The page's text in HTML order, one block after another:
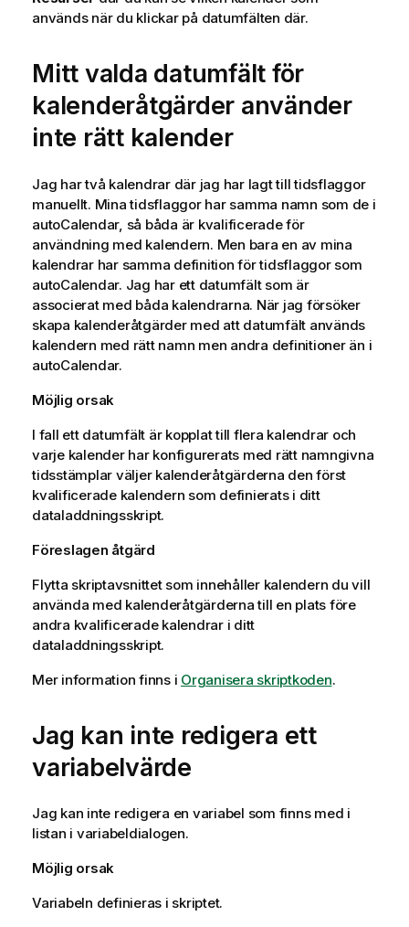
används när du klickar på datumfälten där.
Mitt valda datumfält för
kalenderåtgärder använder
inte rätt kalender
Jag har två kalendrar där jag har lagt till tidsflaggor
manuellt. Mina tidsflaggor har samma namn som de i
autoCalendar, så båda är kvalificerade för
användning med kalendern. Men bara en av mina
kalendrar har samma definition för tidsflaggor som
autoCalendar. Jag har ett datumfält som är
associerat med båda kalendrarna. När jag försöker
skapa kalenderåtgärder med att datumfält används
kalendern med rätt namn men andra definitioner än i
autoCalendar.
Möjlig orsak
I fall ett datumfält är kopplat till flera kalendrar och
varje kalender har konfigurerats med rätt namngivna
tidsstämplar väljer kalenderåtgärderna den först
kvalificerade kalendern som definierats i ditt
dataladdningsskript.
Föreslagen åtgärd
Flytta skriptavsnittet som innehåller kalendern du vill
använda med kalenderåtgärderna till en plats före
andra kvalificerade kalendrar i ditt
dataladdningsskript.
Mer information finns i Organisera skriptkoden.
Jag kan inte redigera ett
variabelvärde
Jag kan inte redigera en variabel som finns med i
listan i variabeldialogen.
Möjlig orsak
Variabeln definieras i skriptet.